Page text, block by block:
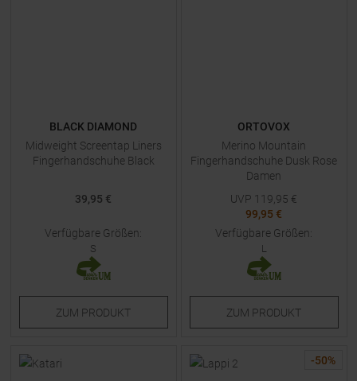
BLACK DIAMOND
Midweight Screentap Liners
Fingerhandschuhe Black
39,95 €
Verfügbare Größen:
S
ZUM PRODUKT
ORTOVOX
Merino Mountain
Fingerhandschuhe Dusk Rose
Damen
UVP 119,95 €
99,95 €
Verfügbare Größen:
L
ZUM PRODUKT
-50%